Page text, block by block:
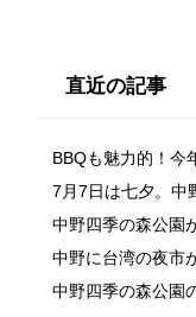
直近の記事
BBQも魅力的！今
7月7日は七夕。中
中野四季の森公園
中野に台湾の夜市
中野四季の森公園